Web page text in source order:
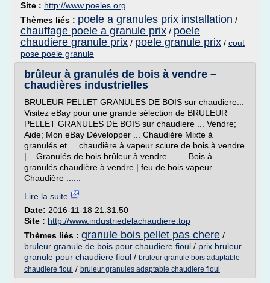
Site : http://www.poeles.org
Thèmes liés : poele a granules prix installation /
chauffage poele a granule prix / poele
chaudiere granule prix / poele granule prix / cout
pose poele granule
brûleur à granulés de bois à vendre –
chaudières industrielles
BRULEUR PELLET GRANULES DE BOIS sur chaudiere...
Visitez eBay pour une grande sélection de BRULEUR
PELLET GRANULES DE BOIS sur chaudiere ... Vendre;
Aide; Mon eBay Développer ... Chaudière Mixte à
granulés et ... chaudière à vapeur sciure de bois à vendre
|... Granulés de bois brûleur à vendre ... ... Bois à
granulés chaudière à vendre | feu de bois vapeur
Chaudière ......
Lire la suite
Date: 2016-11-18 21:31:50
Site : http://www.industriedelachaudiere.top
Thèmes liés : granule bois pellet pas chere /
bruleur granule de bois pour chaudiere fioul / prix bruleur
granule pour chaudiere fioul / bruleur granule bois adaptable
chaudiere fioul / bruleur granules adaptable chaudiere fioul